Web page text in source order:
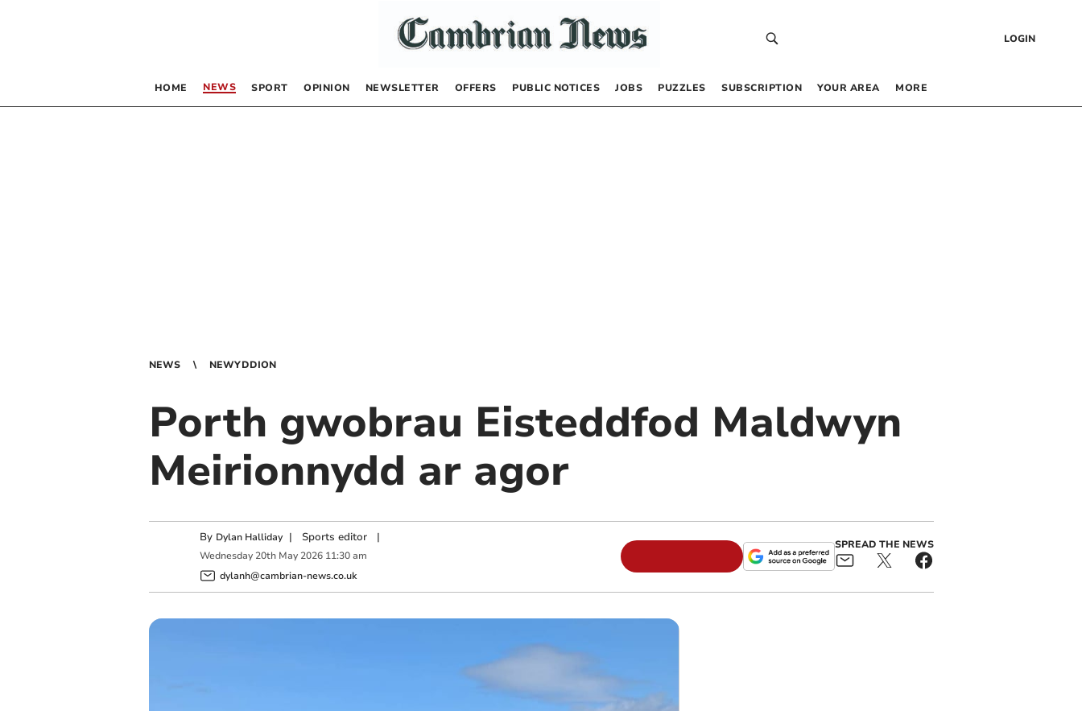
LOGIN
HOME NEWS SPORT OPINION NEWSLETTER OFFERS PUBLIC NOTICES JOBS PUZZLES SUBSCRIPTION YOUR AREA MORE
NEWS NEWYDDION
Porth gwobrau Eisteddfod Maldwyn
Meirionnydd ar agor
By Dylan Halliday | Sports editor|
Wednesday 20th May 2026 11:30 am
dylanh@cambrian-news.co.uk
SPREAD THE NEWS